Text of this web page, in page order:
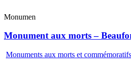
Monumen
Monument aux morts –
Monuments aux morts et commémoratifs